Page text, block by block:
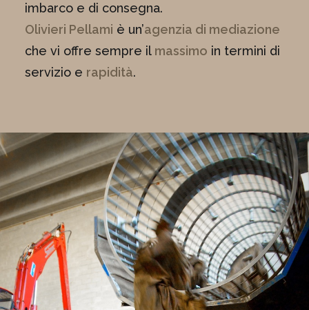
imbarco e di consegna.
Olivieri Pellami è un’agenzia di mediazione
che vi offre sempre il massimo in termini di
servizio e rapidità.